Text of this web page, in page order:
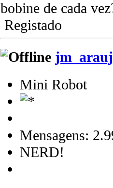
bobine de cada
Registado
Mini Robot
Mensagens:
NERD!